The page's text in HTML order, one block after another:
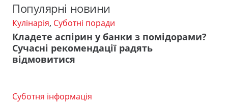
Популярні новини
Кулінарія, Суботні поради
Кладете аспірин у банки з помідорами?
Сучасні рекомендації радять
відмовитися
Суботня інформація